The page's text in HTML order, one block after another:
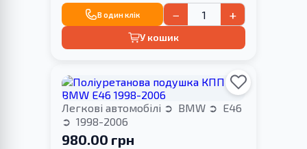
В один клік − +
У кошик
Легкові автомобілі BMW
E46
1998-2006
980.00 грн